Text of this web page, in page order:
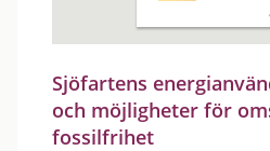
Sjöfartens
och möjligheter för
fossilfrihet